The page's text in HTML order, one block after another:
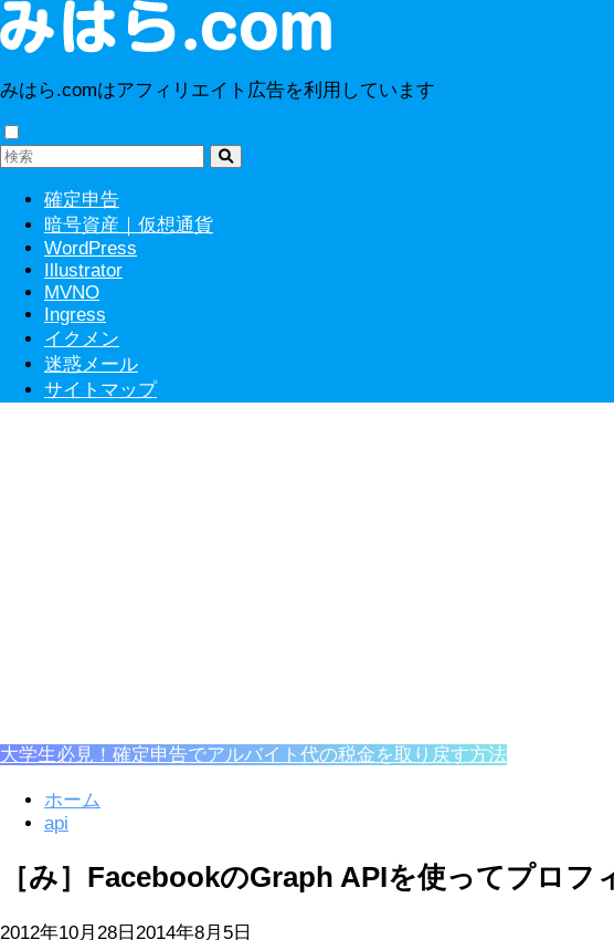
みはら.comはアフィリエイト広告を利用しています
確定申告
暗号資産｜仮想通貨
WordPress
Illustrator
MVNO
Ingress
イクメン
迷惑メール
サイトマップ
大学生必見！確定申告でアルバイト代の税金を取り戻す方法
ホーム
api
［み］FacebookのGraph APIを使ってプロフ
2012年10月28日 2014年8月5日